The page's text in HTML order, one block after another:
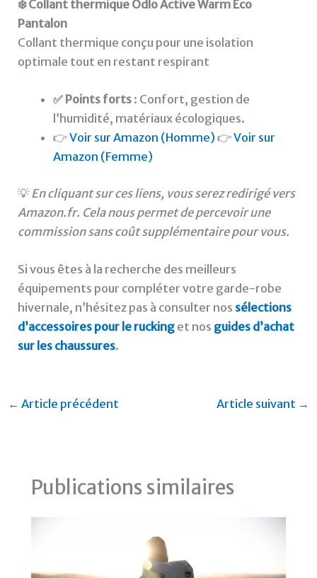
❄️ Collant thermique Odlo Active Warm Eco
Pantalon
Collant thermique conçu pour une isolation
optimale tout en restant respirant
✅ Points forts: Confort, gestion de
l’humidité, matériaux écologiques.
👉Voir sur Amazon (Homme) 👉Voir sur
Amazon (Femme)
💡En cliquant sur ces liens, vous serez redirigé vers
Amazon.fr. Cela nous permet de percevoir une
commission sans coût supplémentaire pour vous.
Si vous êtes à la recherche des meilleurs
équipements pour compléter votre garde-robe
hivernale, n’hésitez pas à consulter nos sélections
d’accessoires pour le rucking et nos guides d’achat
sur les chaussures.
← Article précédent Article suivant →
Publications similaires